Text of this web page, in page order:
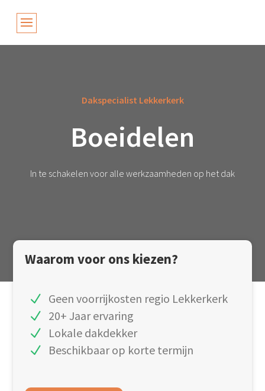
Dakspecialist Lekkerkerk
Boeidelen
In te schakelen voor alle werkzaamheden op het dak
Waarom voor ons kiezen?
Geen voorrijkosten regio Lekkerkerk
20+ Jaar ervaring
Lokale dakdekker
Beschikbaar op korte termijn